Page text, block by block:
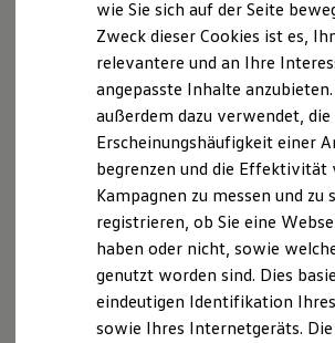
Kaufoptionen
E-Auto-Förderung
Software und Konnektivität
Die ID. Software 6
ID. Software Versionen
Digitale Extras
Schnittstellen zu Ihrem ID.
Hybridautos
Marke und Erlebnis
Volkswagen R und R Experience
R-Modelle
R Experience
Driving Experience
Volkswagen entdecken
Werkbesichtigung
Der T-Cross
Wendig, flexibel, vielseitig.
T‑Cross.
Mehr zum T-Cross erfahren
wie Sie sich auf der Seite
Zweck dieser Cookies ist es,
relevantere und an Ihre
angepasste Inhalte
außerdem dazu verwendet, die
Erscheinungshäufigkeit einer
begrenzen und die Effektivität
Kampagnen zu messen und zu
registrieren, ob Sie eine
haben oder nicht, sowie
genutzt worden sind. Dies
eindeutigen Identifikation
sowie Ihres Internetgeräts. Die